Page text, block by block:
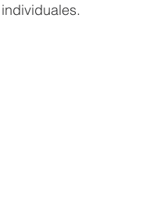
individuales.